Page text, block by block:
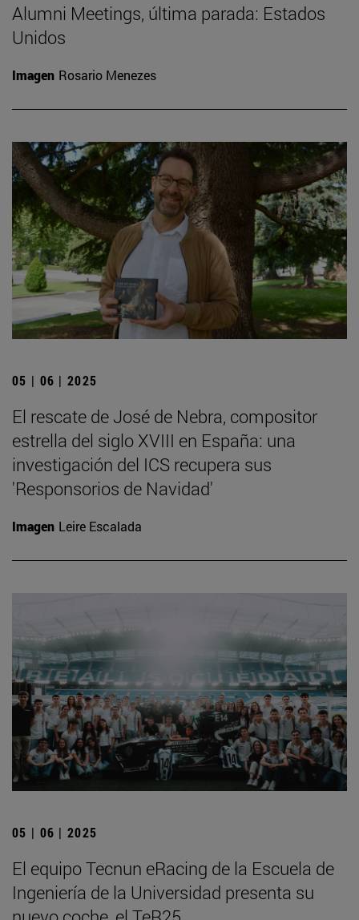
Alumni Meetings, última parada: Estados
Unidos
Imagen Rosario Menezes
05 | 06 | 2025
El rescate de José de Nebra, compositor
estrella del siglo XVIII en España: una
investigación del ICS recupera sus
'Responsorios de Navidad'
Imagen Leire Escalada
05 | 06 | 2025
El equipo Tecnun eRacing de la Escuela de
Ingeniería de la Universidad presenta su